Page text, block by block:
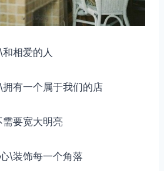
相爱的人
有一个属于我们的店
要宽大明亮
\装饰每一个角落